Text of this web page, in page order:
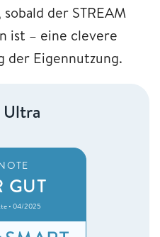
der STREAM
ist – eine clevere
der Eigennutzung.
Ultra
GUT
• 04/2025